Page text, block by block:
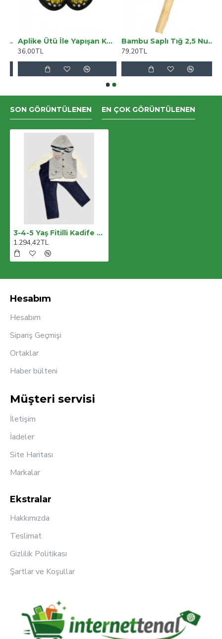
Aplike Ütü İle Yapışan Kelebek Sarı Arma 7x5 Cm
36,00TL
Bambu Saplı Tığ 2,5 Numara
79,20TL
SON GÖRÜNTÜLENEN EN ÇOK GÖRÜNTÜLENEN
3-4-5 Yaş Fitilli Kadife Pantolon Kapitone Kapşonlu Yelek Uzun Kollu Sweat 3lü Erkek Çocuk Takımı
1.294,42TL
Hesabım
Hesabım
Sipariş Geçmişi
Ortaklar
Haber bülteni
Müşteri servisi
İletişim
İadeler
Site Haritası
Markalar
Ekstralar
Hakkımızda
Teslimat
Gizlilik Politikası
Şartlar ve Koşullar